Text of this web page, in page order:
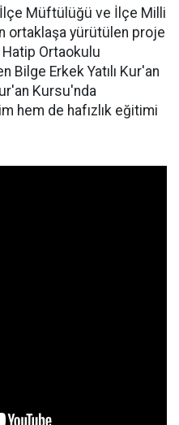
Müftülüğü ve İlçe Milli
ortaklaşa yürütülen proje
Hatip Ortaokulu
Erkek Yatılı Kur'an
Kursu'nda
hem de hafızlık eğitimi